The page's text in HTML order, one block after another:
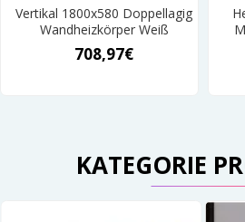
Vertikal 1800x580 Doppellagig
Wandheizkörper Weiß
708,97€
KATEGORIE